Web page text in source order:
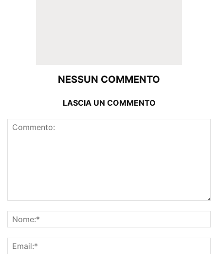
NESSUN COMMENTO
LASCIA UN COMMENTO